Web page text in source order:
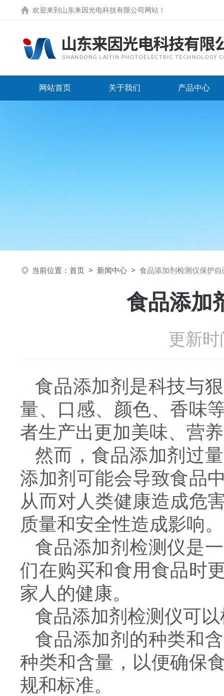
欢迎来到 山东来因光电科技有限公司网站 ！
网站首页 关于我们 产品中心
当前位置： 首页 > 新闻中心 > 食品添加剂检测仪保护
食品添加
更新
食品添加剂是科技与
量、口感、颜色、香味
者生产出更加美味、营
然而，食品添加剂过
添加剂可能会导致食品
从而对人类健康造成危
质量和安全性造成影响。
食品添加剂检测仪是
们在购买和食用食品时
家人的健康。
食品添加剂检测仪可
食品添加剂的种类和
种类和含量，以便确保
规和标准。